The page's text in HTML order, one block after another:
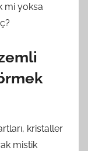
mi yoksa
kristaller
mistik